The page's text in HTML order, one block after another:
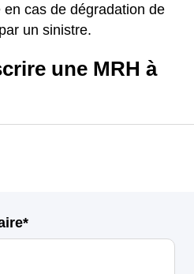
en cas de dégradation de
un sinistre.
une MRH à